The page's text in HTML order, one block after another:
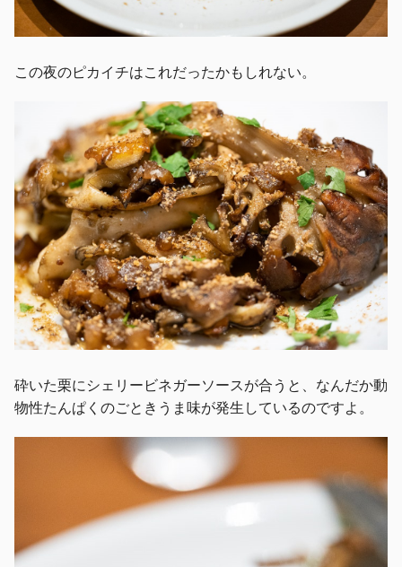
この夜のピカイチはこれだったかもしれない。
砕いた栗にシェリービネガーソースが合うと、なんだか動
物性たんぱくのごときうま味が発生しているのですよ。